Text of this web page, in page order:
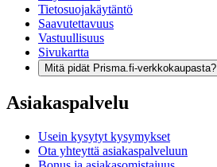
Tietosuojakäytäntö
Saavutettavuus
Vastuullisuus
Sivukartta
Mitä pidät Prisma.fi-verkkokaupasta?
Asiakaspalvelu
Usein kysytyt kysymykset
Ota yhteyttä asiakaspalveluun